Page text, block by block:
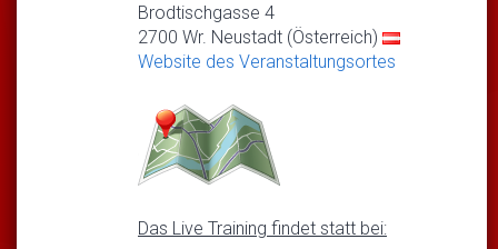
Brodtischgasse 4
2700 Wr. Neustadt (Österreich)
Website des Veranstaltungsortes
Das Live Training findet statt bei: